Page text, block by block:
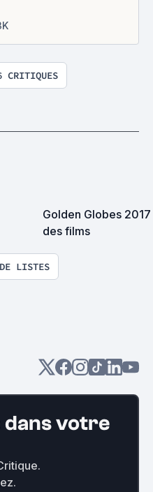
CRITIQUES
Golden Globes
des films
LISTES
votre